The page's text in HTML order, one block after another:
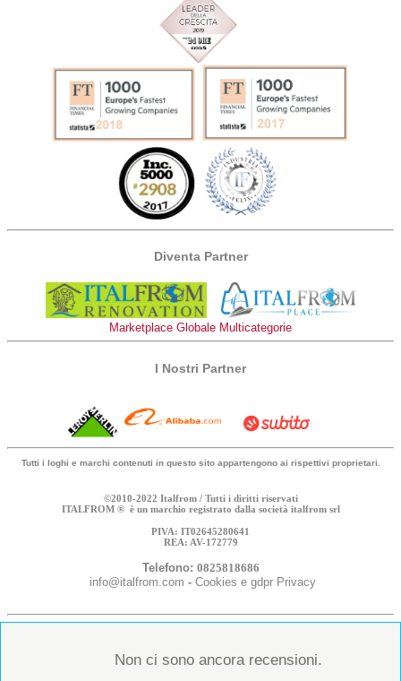
Diventa Partner
Marketplace Globale Multicategorie
I Nostri Partner
Tutti i loghi e marchi contenuti in questo sito appartengono ai rispettivi proprietari.
©2010-2022 Italfrom / Tutti i diritti riservati
ITALFROM ® è un marchio registrato dalla società italfrom srl
PIVA: IT02645280641
REA: AV-172779
Telefono: 0825818686
info@italfrom.com - Cookies e gdpr Privacy
Non ci sono ancora recensioni.